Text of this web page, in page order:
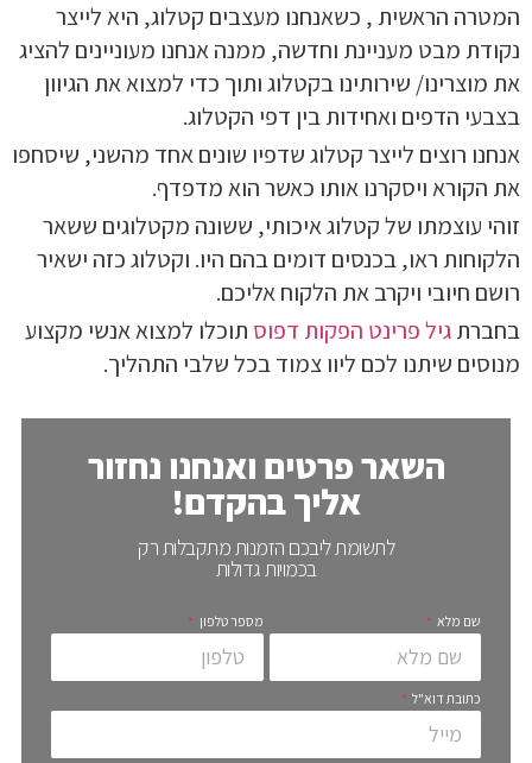
המטרה הראשית , כשאנחנו מעצבים קטלוג, היא לייצר
נקודת מבט מעניינת וחדשה, ממנה אנחנו מעוניינים להציג
את מוצרינו/ שירותינו בקטלוג ותוך כדי למצוא את הגיוון
בצבעי הדפים ואחידות בין דפי הקטלוג.
אנחנו רוצים לייצר קטלוג שדפיו שונים אחד מהשני, שיסחפו
את הקורא ויסקרנו אותו כאשר הוא מדפדף.
זוהי עוצמתו של קטלוג איכותי, ששונה מקטלוגים ששאר
הלקוחות ראו, בכנסים דומים בהם היו. וקטלוג כזה ישאיר
רושם חיובי ויקרב את הלקוח אליכם.
בחברתגיל פרינט הפקות דפוס תוכלו למצוא אנשי מקצוע
מנוסים שיתנו לכם ליוו צמוד בכל שלבי התהליך.
השאר פרטים ואנחנו נחזור
אליך בהקדם!
לתשומת ליבכם הזמנות מתקבלות רק
בכמויות גדולות
שם מלא מספר טלפון
כתובת דוא"ל